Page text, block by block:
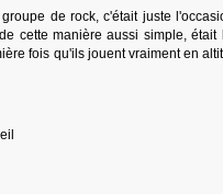
de rock, c'était juste
cette manière aussi simple,
fois qu'ils jouent vraiment en